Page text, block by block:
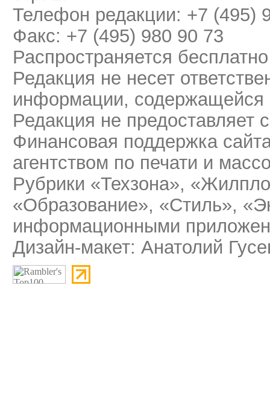
Телефон редакции: +7 (495)
Факс: +7 (495) 980 90 73
Распространяется бесплатно
Редакция не несет
информации, содержащейся
Редакция не предоставляет
Финансовая поддержка
агентством по печати и
Рубрики «Техзона»,
«Образование», «Стиль»,
информационными
Дизайн-макет: Анатолий